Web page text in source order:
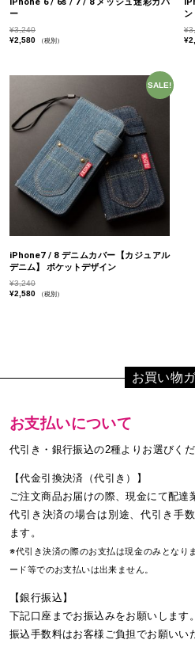
iPhone 6 / 6s / 7 / 8 メッシュ迷彩カバ
ー
¥3,240
¥2,580 （税別）
ン
¥
¥
SALE!
iPhone7 / 8 デニムカバー【カジュアル
デニム】 ポケットデザイン
¥3,240
¥2,580 （税別）
お買い物
お支払いについて
代引き・銀行振込の2種よりお選びくだ
【代金引換決済（代引き）】
ご注文商品お届けの際、現金にて配達
代引き決済の場合は別途、代引き手
ます。
※代引き決済の際のお支払は現金のみとなり
ード等でのお支払いは出来ません。
【銀行振込】
下記口座までお振込みをお願いします。
振込手数料はお客様ご負担でお願いい